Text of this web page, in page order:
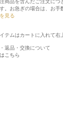
商品を含んだご注文に
。お急ぎの場合は、お手
見る
テムはカートに入れて右
返品・交換について
こちら